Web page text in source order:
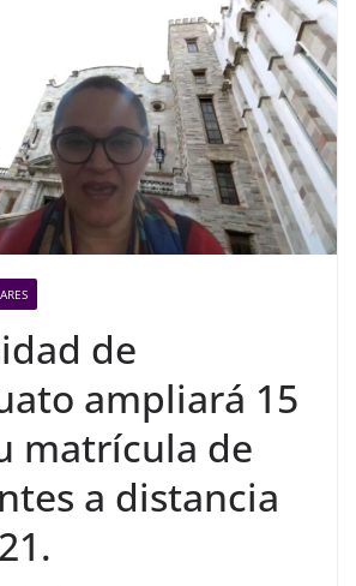
de
ampliará 15
matrícula de
a distancia